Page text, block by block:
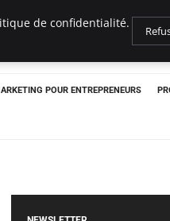
POUR ENTREPRENEURS
de confidentialité.